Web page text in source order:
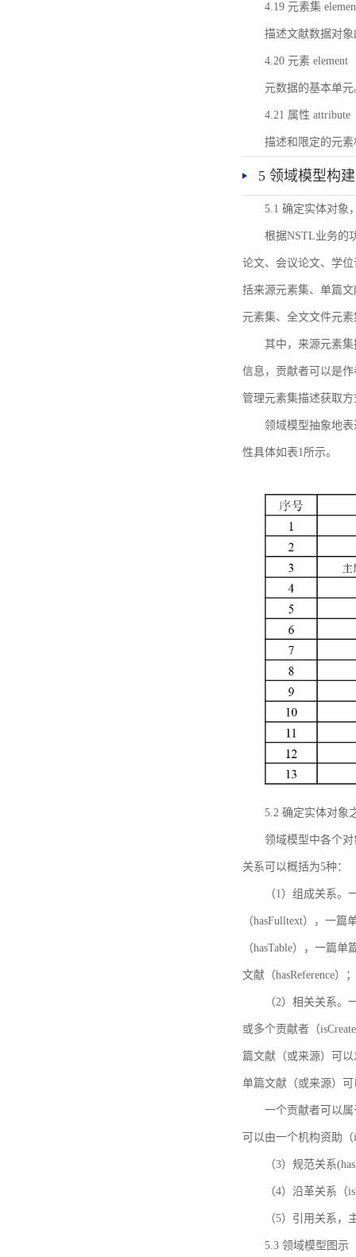
4.19 元素集
描述文献数据对
4.20 元素 element
元数据的基本单元
4.21 属性 attribute
描述和限定的元
5 领域模型构建
5.1 确定实体对象
根据NSTL业务的
论文、会议论文、学
括来源元素集、单篇
元素集、全文文件元
其中，来源元素
信息，贡献者可以是
管理元素集描述获取
领域模型抽象地
性具体如表1所示。
5.2 确定实体对象
领域模型中各个
关系可以概括为5种：
（1）组成关系
（hasFulltext），一
（hasTable），一篇
文献（hasReference）；
（2）相关关系
或多个贡献者（
篇文献（或来源）可
单篇文献（或来源）可
一个贡献者可以
可以由一个机构资助（
（3）规范关系
（4）沿革关系
（5）引用关系，
5.3 领域模型图示